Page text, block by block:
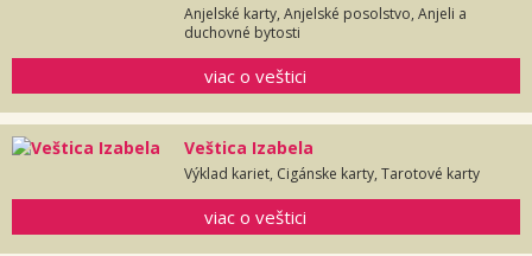
Anjelské karty, Anjelské posolstvo, Anjeli a
duchovné bytosti
viac o veštici
Veštica Izabela
Výklad kariet, Cigánske karty, Tarotové karty
viac o veštici